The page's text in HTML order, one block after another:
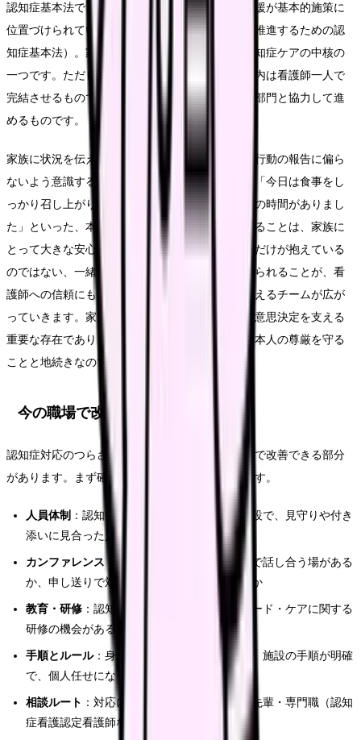
認知症基本法でも、本人だけでなく家族等への支援が基本的施策に
位置づけられています（出典：共生社会の実現を推進するための認
知症基本法）。家族支援は付け足しではなく、認知症ケアの中核の
一つです。ただし、家族との調整や社会資源の案内は看護師一人で
完結させるものではなく、社会福祉士や地域連携部門と協力して進
めるものです。
家族に状況を伝えるときは、できないことや問題行動の報告に偏ら
ないよう意識すると、関係が穏やかになります。「今日は食事をし
っかり召し上がりました」「歌を口ずさんで笑顔の時間がありまし
た」といった、本人らしさが見えた場面を共有することは、家族に
とって大きな安心になります。家族が「自分たちだけが抱えている
のではない、一緒に支えてもらえている」と感じられることが、看
護師への信頼にもつながり、結果として本人を支えるチームが広が
っていきます。家族もまた、本人の意向を推定し意思決定を支える
重要な存在であり、その負担に配慮することは、本人の尊厳を守る
ことと地続きなのです。
今の職場で改善するルート
認知症対応のつらさは、転職しなくても今の職場で改善できる部分
があります。まず確認・相談したいのは次の点です。
人員体制 ：認知症の患者さんが多い病棟・施設で、見守りや付き
添いに見合った人員が配置されているか
カンファレンス：認知症ケアの方針を多職種で話し合う場がある
か、申し送りで対応のコツが共有されているか
教育・研修 ：認知症ケアやパーソン・センタード・ケアに関する
研修の機会があるか
手順とルール：身体拘束や安全管理について、施設の手順が明確
で、個人任せになっていないか
相談ルート ：対応に困ったときに相談できる先輩・専門職（認知
症看護認定看護師など）がいるか